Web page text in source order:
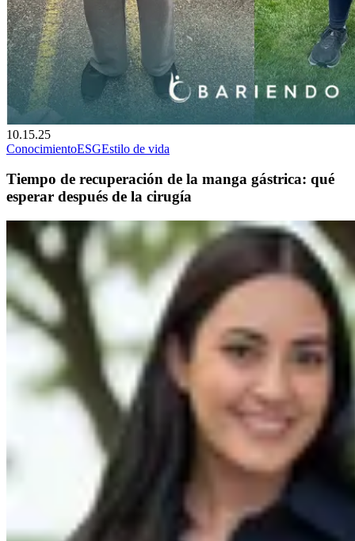
10.15.25
ConocimientoESGEstilo de vida
Tiempo de recuperación de la manga gástrica: qué
esperar después de la cirugía